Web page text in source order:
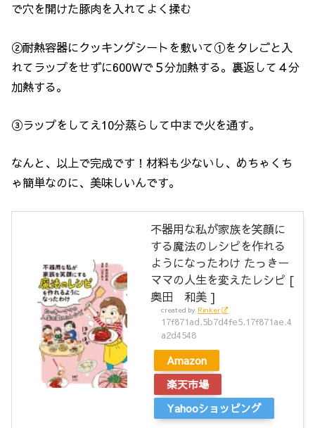
で穴を開けた豚肉を入れてよく揉む
②耐熱容器にクッキングシートを敷いて①をタレごと入
れてラップをせずに600Wで５分加熱する。裏返して４分
加熱する。
③ラップをしてえ10分蒸らして中まで火を通す。
なんと、以上で完成です！材料も少ないし、めちゃくち
ゃ簡単なのに、美味しいんです。
不器用な私が家族を笑顔に
する魔法のレシピを作れる
ようになったわけ たっきー
ママの人生を変えたレシピ [
奥田 和美 ]
created by Rinker
17f871ad.5b7d4fe5.17f871ae.4
a2d4548
Amazon
楽天市場
Yahooショッピング